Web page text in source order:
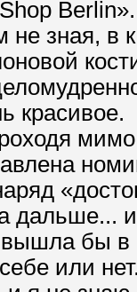
не зная, в
красивое.
дальше...
бы в
или